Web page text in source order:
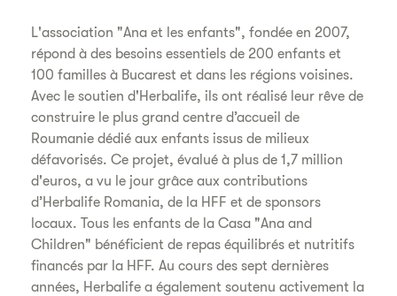
L'association "Ana et les enfants", fondée en 2007,
répond à des besoins essentiels de 200 enfants et
100 familles à Bucarest et dans les régions voisines.
Avec le soutien d'Herbalife, ils ont réalisé leur rêve de
construire le plus grand centre d’accueil de
Roumanie dédié aux enfants issus de milieux
défavorisés. Ce projet, évalué à plus de 1,7 million
d'euros, a vu le jour grâce aux contributions
d’Herbalife Romania, de la HFF et de sponsors
locaux. Tous les enfants de la Casa "Ana and
Children" bénéficient de repas équilibrés et nutritifs
financés par la HFF. Au cours des sept dernières
années, Herbalife a également soutenu activement la